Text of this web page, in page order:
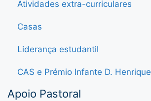
Atividades extra-curriculares
Casas
Liderança estudantil
CAS e Prémio Infante D. Henrique
Apoio Pastoral